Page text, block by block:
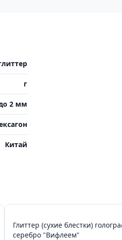
г
2 мм
Китай
Глиттер (сухие блестки)
серебро "Вифлеем"